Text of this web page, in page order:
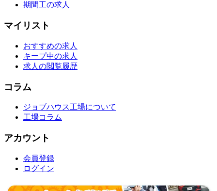
期間工の求人
マイリスト
おすすめの求人
キープ中の求人
求人の閲覧履歴
コラム
ジョブハウス工場について
工場コラム
アカウント
会員登録
ログイン